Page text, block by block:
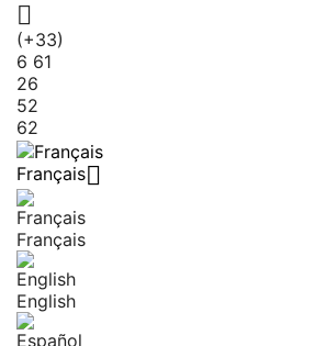

(+33)
6 61
26
52
62
Français
Français
English